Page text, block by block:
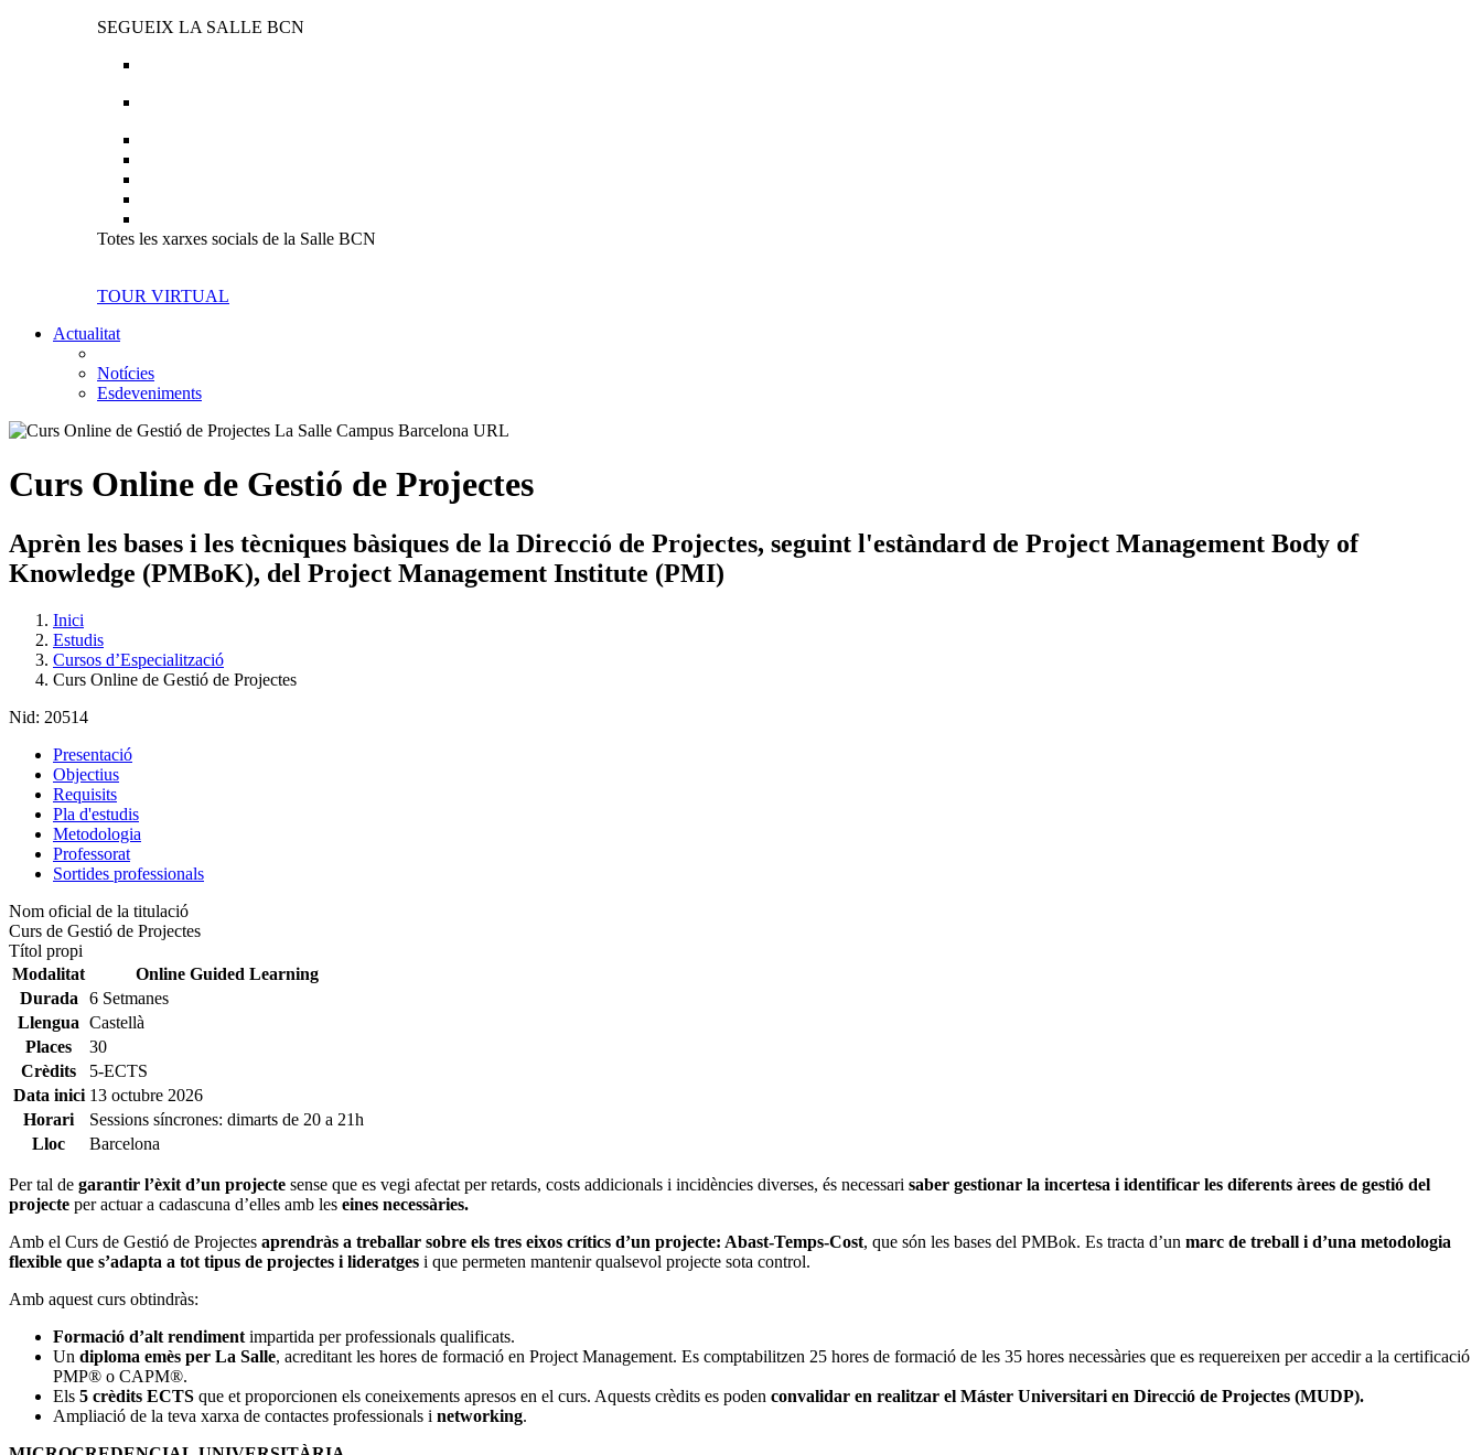
SEGUEIX LA SALLE BCN
Totes les xarxes socials de la Salle BCN
TOUR VIRTUAL
Actualitat
Notícies
Esdeveniments
Curs Online de Gestió de Projectes
Aprèn les bases i les tècniques bàsiques de la Direcció de Projectes, seguint l'estàndard de Project Management Body of
Knowledge (PMBoK), del Project Management Institute (PMI)
Inici
Estudis
Cursos d’Especialització
Curs Online de Gestió de Projectes
Nid: 20514
Presentació
Objectius
Requisits
Pla d'estudis
Metodologia
Professorat
Sortides professionals
Nom oficial de la titulació
Curs de Gestió de Projectes
Títol propi
Modalitat
Online Guided Learning
Durada
6 Setmanes
Llengua Castellà
Places
30
Crèdits
5-ECTS
Data inici 13 octubre 2026
Horari
Sessions síncrones: dimarts de 20 a 21h
Lloc
Barcelona
Per tal de garantir l’èxit d’un projecte sense que es vegi afectat per retards, costs addicionals i incidències diverses, és necessari saber gestionar la incertesa i identificar les diferents àrees de gestió del
projecte per actuar a cadascuna d’elles amb les eines necessàries.
Amb el Curs de Gestió de Projectes aprendràs a treballar sobre els tres eixos crítics d’un projecte: Abast-Temps-Cost, que són les bases del PMBok. Es tracta d’un marc de treball i d’una metodologia
flexible que s’adapta a tot tipus de projectes i lideratges i que permeten mantenir qualsevol projecte sota control.
Amb aquest curs obtindràs:
Formació d’alt rendiment impartida per professionals qualificats.
Un diploma emès per La Salle, acreditant les hores de formació en Project Management. Es comptabilitzen 25 hores de formació de les 35 hores necessàries que es requereixen per accedir a la certificació
PMP® o CAPM®.
Els 5 crèdits ECTS que et proporcionen els coneixements apresos en el curs. Aquests crèdits es poden convalidar en realitzar el Máster Universitari en Direcció de Projectes (MUDP).
Ampliació de la teva xarxa de contactes professionals i networking.